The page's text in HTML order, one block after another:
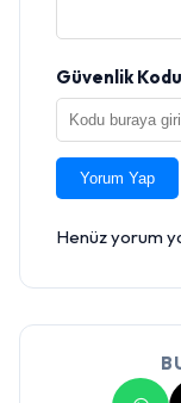
Güvenlik
Yorum Yap
Henüz yorum